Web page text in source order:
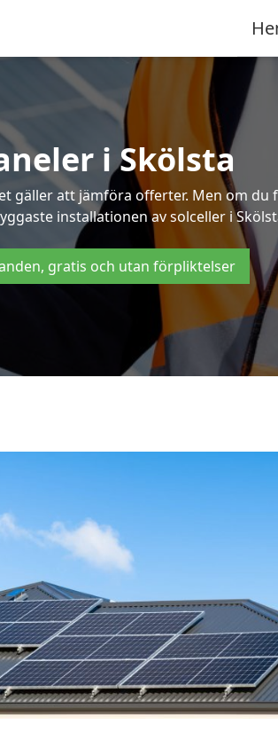
i Skölsta
gäller att jämföra offerter. Men om
installationen av solceller i
gratis och utan förpliktelser